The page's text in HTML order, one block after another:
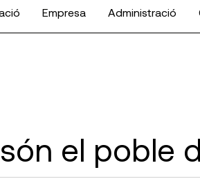
Empresa Administració
el poble